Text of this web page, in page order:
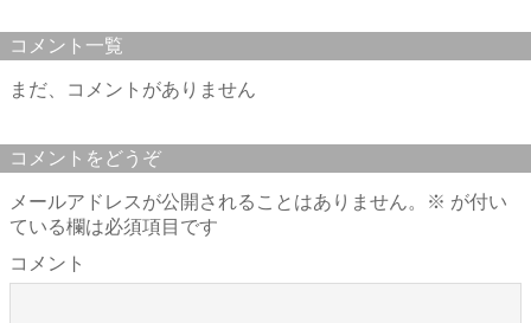
コメント一覧
まだ、コメントがありません
コメントをどうぞ
メールアドレスが公開されることはありません。 ※ が付い
ている欄は必須項目です
コメント